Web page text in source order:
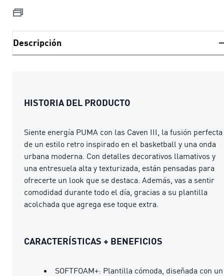
Descripción
HISTORIA DEL PRODUCTO
Siente energía PUMA con las Caven III, la fusión perfecta
de un estilo retro inspirado en el basketball y una onda
urbana moderna. Con detalles decorativos llamativos y
una entresuela alta y texturizada, están pensadas para
ofrecerte un look que se destaca. Además, vas a sentir
comodidad durante todo el día, gracias a su plantilla
acolchada que agrega ese toque extra.
CARACTERÍSTICAS + BENEFICIOS
SOFTFOAM+: Plantilla cómoda, diseñada con un